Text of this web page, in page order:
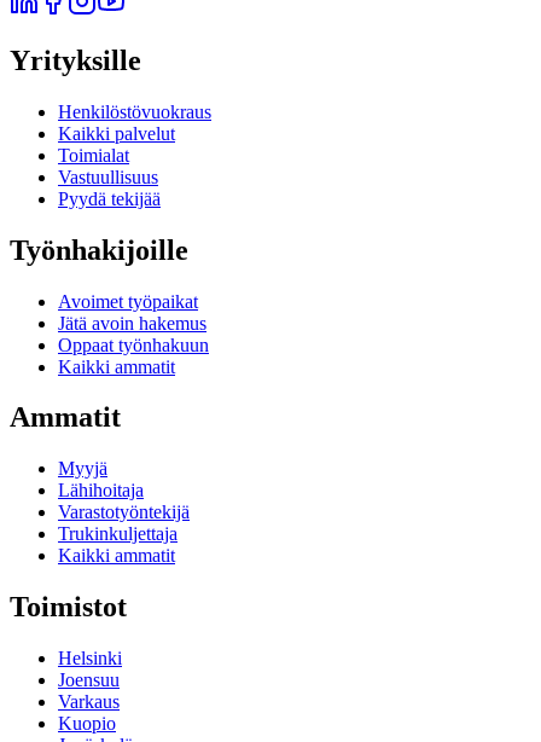
Yrityksille
Henkilöstövuokraus
Kaikki palvelut
Toimialat
Vastuullisuus
Pyydä tekijää
Työnhakijoille
Avoimet työpaikat
Jätä avoin hakemus
Oppaat työnhakuun
Kaikki ammatit
Ammatit
Myyjä
Lähihoitaja
Varastotyöntekijä
Trukinkuljettaja
Kaikki ammatit
Toimistot
Helsinki
Joensuu
Varkaus
Kuopio